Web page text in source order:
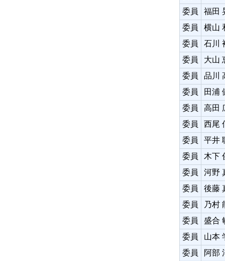
委員
福田
委員
横山
委員
石川
委員
大山
委員
品川
委員
田浦
委員
高田
委員
西尾
委員
平井
委員
木下
委員
河野
委員
後藤
委員
乃村
委員
盛合
委員
山本
委員
阿部